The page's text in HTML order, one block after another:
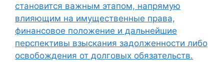
становится важным этапом, напрямую
влияющим на имущественные права,
финансовое положение и дальнейшие
перспективы взыскания задолженности либо
освобождения от долговых обязательств.